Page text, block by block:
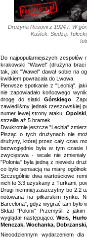
Drużyna Resovii z 1924 r. W
Kuśtek. Siedzą:
Do najpopularniejszych
krakowski "Wawel" (drużyna
tak, jak "Wawel" dawał sobie na
kwitkiem powracała do Lwowa.
Pierwsze spotkanie z "Lechią",
nie zapowiadało końcowego
drogę do siatki Górskiego.
zawiedliśmy jednak rzeszowskiej
numer lewej strony ataku: Opolski
strzeliła aż 5 bramek.
Dwukrotnie jeszcze "Lechia"
Pisząc o tych drużynach nie
drużyny, której przez cały czas
bezwzględnie była w tym
zwycięstwa - wcale nie
"Polonia" była jedną z niewielu
co było sensacją na miarę
Szczególnie dwa wartościowe
nich to 3:3 uzyskany z Turkami,
Drugi niemniej zaszczytny bo 2:2
notowaną na piłkarskim rynku.
Barceloną", gdyż wygrać tam było
Skład "Polonii" Przemyśl, z
wyglądał następująco: Weis
Menczak, Wochanka,
Niecodziennym wydarzeniem